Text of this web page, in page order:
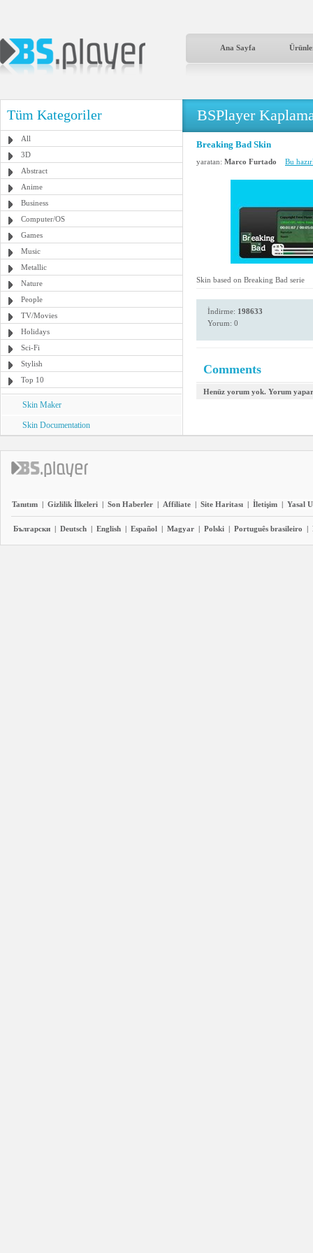
Ana Sayfa
Tüm Kategoriler
All
3D
Abstract
Anime
Business
Computer/OS
Games
Music
Metallic
Nature
People
TV/Movies
Holidays
Sci-Fi
Stylish
Top 10
Skin Maker
Skin Documentation
BSPlayer
Breaking Bad Skin
yaratan: Marco Furtado Bu
Skin based on Breaking Bad serie
İndirme: 198633
Yorum: 0
Comments
Henüz yorum yok. Yorum
Tanıtım | Gizlilik İlkeleri | Son Haberler | Affiliate | Site Haritası | İletişim | Yasal
Български | Deutsch | English | Español | Magyar | Polski | Português brasileiro |